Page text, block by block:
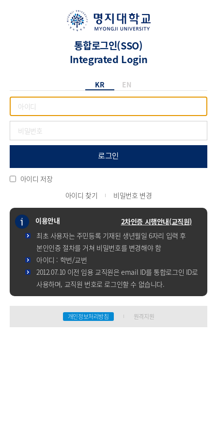
통합로그인(SSO)
Integrated Login
KR EN
로그인
아이디 저장
아이디 찾기
비밀번호 변경
이용안내
2차인증 시행안내(교직원)
최초 사용자는 주민등록 기재된 생년월일 6자리 입력 후
본인인증 절차를 거쳐 비밀번호를 변경해야 함
아이디 : 학번/교번
2012.07.10 이전 임용 교직원은 email ID를 통합로그인 ID로
사용하며, 교직원 번호로 로그인할 수 없습니다.
개인정보처리방침 원격지원